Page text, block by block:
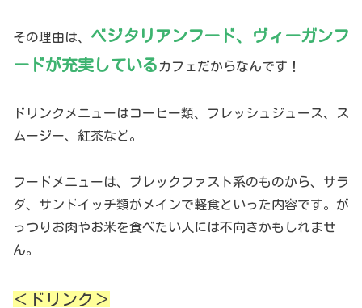
その理由は、 ベジタリアンフード、ヴィーガンフ
ードが充実している カフェだからなんです！
ドリンクメニューはコーヒー類、フレッシュジュース、ス
ムージー、紅茶など。
フードメニューは、ブレックファスト系のものから、サラ
ダ、サンドイッチ類がメインで軽食といった内容です。が
っつりお肉やお米を食べたい人には不向きかもしれませ
ん。
＜ドリンク＞